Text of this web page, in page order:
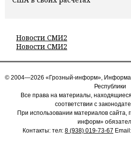
Новости СМИ2
Новости СМИ2
© 2004—2026 «Грозный-информ»,
Республики
Все права на материалы,
соответствии с
При использовании материалов сайта,
информ»
Контакты: тел: 8 (938) 019-73-67 Email: